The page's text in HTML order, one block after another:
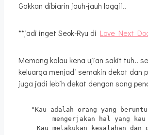
Gakkan dibiarin jauh-jauh laggii..
**jadi inget Seok-Ryu di Love Next
Memang kalau kena ujian sakit tuh..
keluarga menjadi semakin dekat dan
juga jadi lebih dekat dengan sang
"Kau adalah orang yang
mengerjakan hal yang kau
Kau melakukan kesalahan dan